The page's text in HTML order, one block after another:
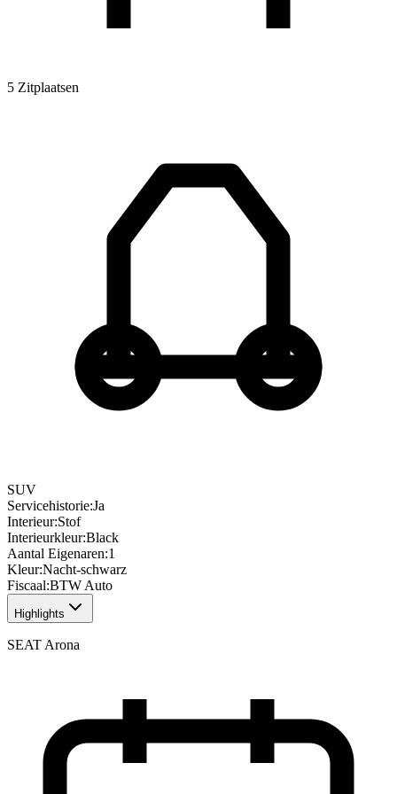
5 Zitplaatsen
SUV
Servicehistorie:Ja
Interieur:Stof
Interieurkleur:Black
Aantal Eigenaren:1
Kleur:Nacht-schwarz
Fiscaal:BTW Auto
Highlights
SEAT Arona